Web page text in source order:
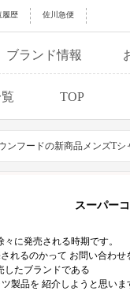
履歴 佐川急便
ブランド情報
TOP
ンフードの新商品メンズTシ
スーパー
に発売される時期です。
れるのかって お問い合わせ
したブランドである
製品を 紹介しようと思いま